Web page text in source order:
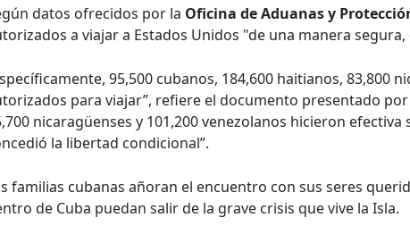
datos ofrecidos por la Oficina de Aduanas y
a viajar a Estados Unidos "de una manera
95,500 cubanos, 184,600 haitianos, 83,800
para viajar”, refiere el documento presentado por
nicaragüenses y 101,200 venezolanos hicieron
la libertad condicional”.
familias cubanas añoran el encuentro con sus seres
de Cuba puedan salir de la grave crisis que vive la Isla.